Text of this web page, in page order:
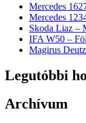
Mercedes
Mercedes
Skoda Liaz –
IFA W50 –
Magirus
Legutóbbi
Archívum